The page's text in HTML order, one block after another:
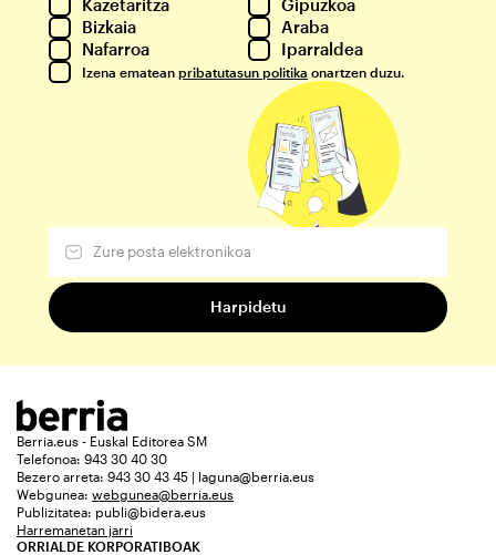
Bizkaia
Araba
Nafarroa
Iparraldea
Izena ematean pribatutasun politika onartzen duzu.
Berria.eus - Euskal Editorea SM
Telefonoa: 943 30 40 30
Bezero arreta: 943 30 43 45 | laguna@berria.eus
Webgunea: webgunea@berria.eus
Publizitatea: publi@bidera.eus
Harremanetan jarri
ORRIALDE KORPORATIBOAK